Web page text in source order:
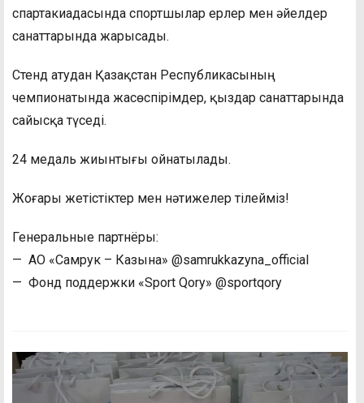
спартакиадасында спортшылар ерлер мен әйелдер
санаттарында жарысады.
Стенд атудан Қазақстан Республикасының
чемпионатында жасөспірімдер, қыздар санаттарында
сайысқа түседі.
24 медаль жиынтығы ойнатылады.
Жоғары жетістіктер мен нәтижелер тілейміз!
Генеральные партнёры:
— АО «Самрук – Казына» @samrukkazyna_official
— Фонд поддержки «Sport Qory» @sportqory